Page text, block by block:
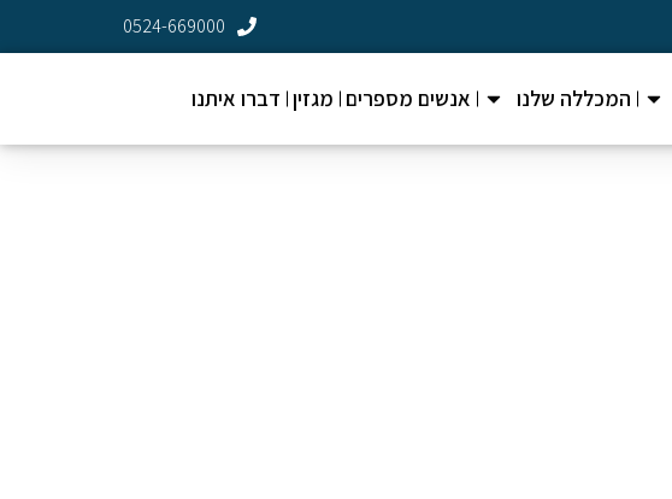
0524-669000
המכללה שלנו אנשים מספרים מגזין דברו איתנו